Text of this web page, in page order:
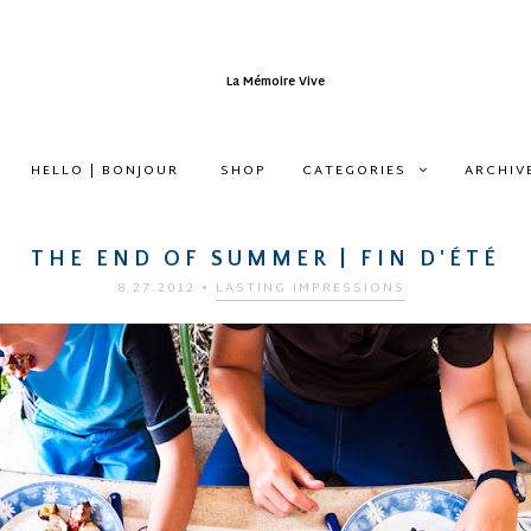
HELLO | BONJOUR SHOP CATEGORIES
THE END OF SUMMER | FIN D'ÉTÉ
8.27.2012 • LASTING IMPRESSIONS